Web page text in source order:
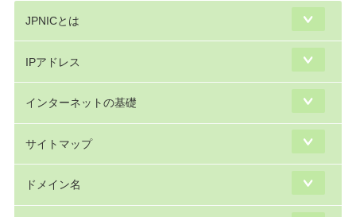
JPNICとは
IPアドレス
インターネットの基礎
サイトマップ
ドメイン名